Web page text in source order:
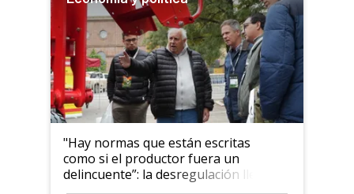
"Hay normas que están escritas
como si el productor fuera un
delincuente”: la desregulación llegó
al Congreso Aapresid y hasta se